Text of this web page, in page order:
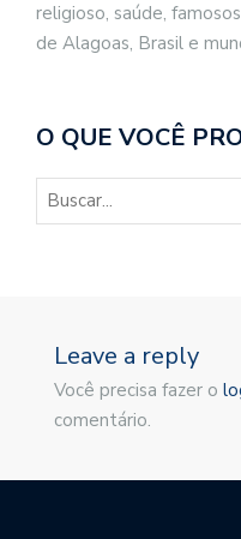
religioso, saúde,
de Alagoas, Brasil e
O QUE VOCÊ
Leave a reply
Você precisa fazer o
comentário.